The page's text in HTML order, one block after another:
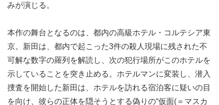
みが演じる。
本作の舞台となるのは、都内の高級ホテル・コルテシア東
京。新田は、都内で起こった3件の殺人現場に残された不
可解な数字の羅列を解読し、次の犯行場所がこのホテルを
示していることを突き止める。ホテルマンに変装し、潜入
捜査を開始した新田は、ホテルを訪れる宿泊客に疑いの目
を向け、彼らの正体を隠そうとする偽りの“仮面(＝マスカ